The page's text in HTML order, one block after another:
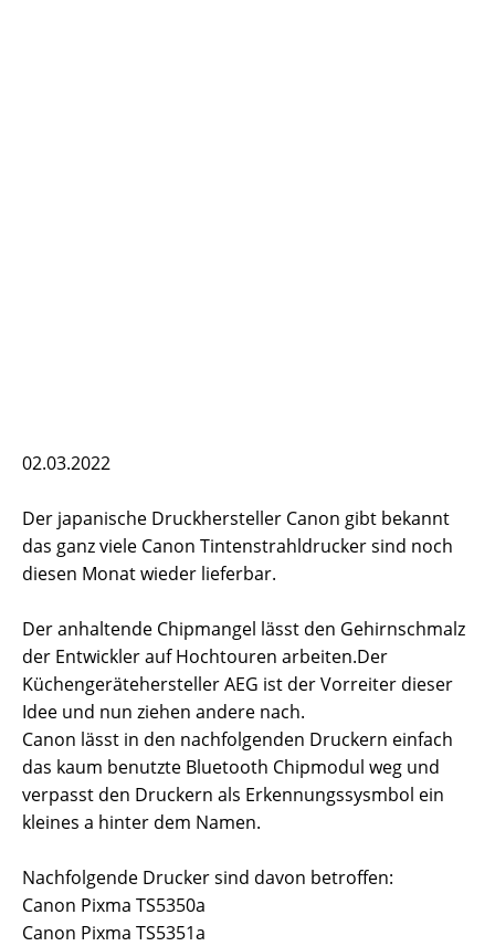
02.03.2022
Der japanische Druckhersteller Canon gibt bekannt
das ganz viele Canon Tintenstrahldrucker sind noch
diesen Monat wieder lieferbar.
Der anhaltende Chipmangel lässt den Gehirnschmalz
der Entwickler auf Hochtouren arbeiten.Der
Küchengerätehersteller AEG ist der Vorreiter dieser
Idee und nun ziehen andere nach.
Canon lässt in den nachfolgenden Druckern einfach
das kaum benutzte Bluetooth Chipmodul weg und
verpasst den Druckern als Erkennungssysmbol ein
kleines a hinter dem Namen.
Nachfolgende Drucker sind davon betroffen:
Canon Pixma TS5350a
Canon Pixma TS5351a